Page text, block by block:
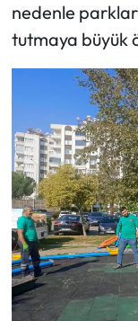
nedenle
tutmaya büyük